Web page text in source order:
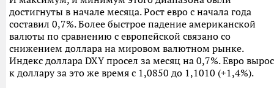
достигнуты в начале месяца. Рост евро с начала года
составил 0,7%. Более быстрое падение американской
валюты по сравнению с европейской связано со
снижением доллара на мировом валютном рынке.
Индекс доллара DXY просел за месяц на 0,7%. Евро вырос
к доллару за это же время с 1,0850 до 1,1010 (+1,4%).